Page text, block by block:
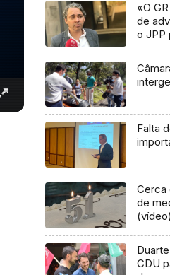
«O
de
o JPP
Falta
Cerca
de
(vídeo)
CDU